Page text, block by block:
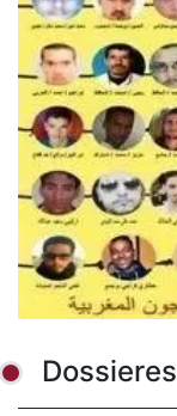
Dossieres